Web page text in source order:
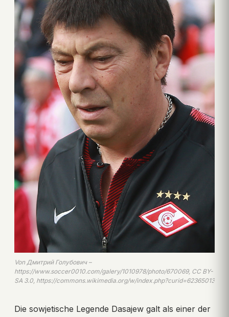
Von Дмитрий Голубович –
https://www.soccer0010.com/galery/1010978/photo/670069, CC BY-
SA 3.0, https://commons.wikimedia.org/w/index.php?curid=62365013
Die sowjetische Legende Dasajew galt als einer der